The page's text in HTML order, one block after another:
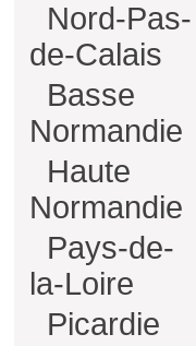
Nord-Pas-
de-Calais
Basse
Normandie
Haute
Normandie
Pays-de-
la-Loire
Picardie